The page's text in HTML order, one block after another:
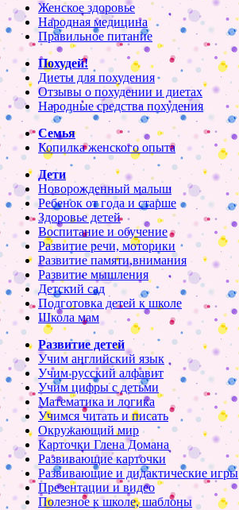
Женское здоровье
Народная медицина
Правильное питание
Похудей!
Диеты для похудения
Отзывы о похудении и диетах
Народные средства похудения
Семья
Копилка женского опыта
Дети
Новорожденный малыш
Ребенок от года и старше
Здоровье детей
Воспитание и обучение
Развитие речи, моторики
Развитие памяти,внимания
Развитие мышления
Детский сад
Подготовка детей к школе
Школа мам
Развитие детей
Учим английский язык
Учим русский алфавит
Учим цифры с детьми
Математика и логика
Учимся читать и писать
Окружающий мир
Карточки Глена Домана
Развивающие карточки
Развивающие и дидактические игры
Презентации и видео
Полезное к школе, шаблоны